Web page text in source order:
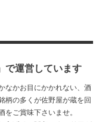
で運営しています
なかお目にかかれない、酒
柄の多くが佐野屋が蔵を回
ご賞味下さいませ。